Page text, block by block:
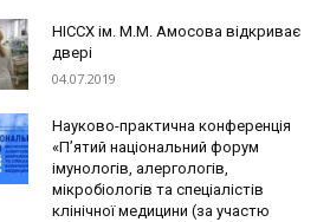
НІССХ ім. М.М. Амосова відкриває
двері
04.07.2019
Науково-практична конференція
«П’ятий національний форум
імунологів, алергологів,
мікробіологів та спеціалістів
клінічної медицини (за участю